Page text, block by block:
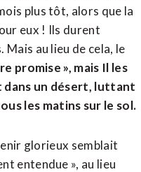
plus tôt, alors que la
eux ! Ils durent
au lieu de cela, le
promise », mais Il les
dans un désert, luttant
les matins sur le sol.
glorieux semblait
entendue », au lieu